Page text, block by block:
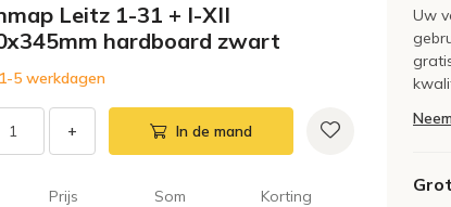
Leitz 1-31 + I-XII
hardboard zwart
5 werkdagen
+ In de mand
Prijs Som Korting
Uw